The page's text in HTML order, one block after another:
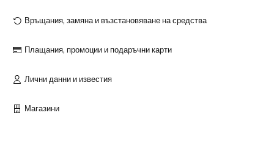
Връщания, замяна и възстановяване на средства
Плащания, промоции и подаръчни карти
Лични данни и известия
Магазини